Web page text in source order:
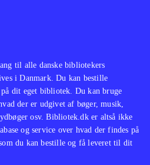
til alle danske bibliotekers
i Danmark. Du kan bestille
dit eget bibliotek. Du kan bruge
der er udgivet af bøger, musik,
osv. Bibliotek.dk er altså ikke
og service over hvad der findes på
du kan bestille og få leveret til dit